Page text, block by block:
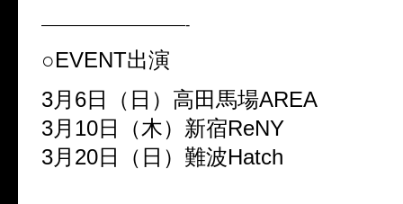
——————————-
○EVENT出演
3月6日（日）高田馬場AREA
3月10日（木）新宿ReNY
3月20日（日）難波Hatch